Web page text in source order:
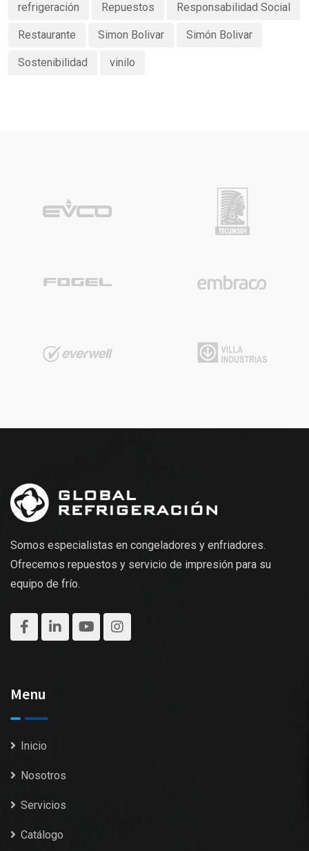
refrigeración Repuestos Responsabilidad Social
Restaurante Simon Bolivar Simón Bolivar
Sostenibilidad vinilo
Somos especialistas en congeladores y enfriadores.
Ofrecemos repuestos y servicio de impresión para su
equipo de frío.
Menu
Inicio
Nosotros
Servicios
Catálogo